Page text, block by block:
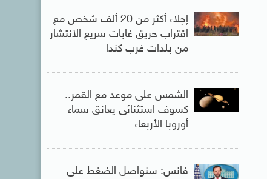
إجلاء أكثر من 20 ألف شخص مع
اقتراب حريق غابات سريع الانتشار
من بلدات غرب كندا
الشمس على موعد مع القمر..
كسوف استثنائى يعانق سماء
أوروبا الأربعاء
فانس: سنواصل الضغط على